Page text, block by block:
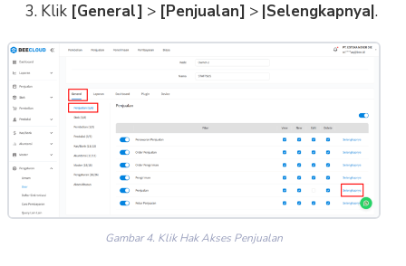
3. Klik [General] > [Penjualan] > |Selengkapnya|.
Gambar 4. Klik Hak Akses Penjualan